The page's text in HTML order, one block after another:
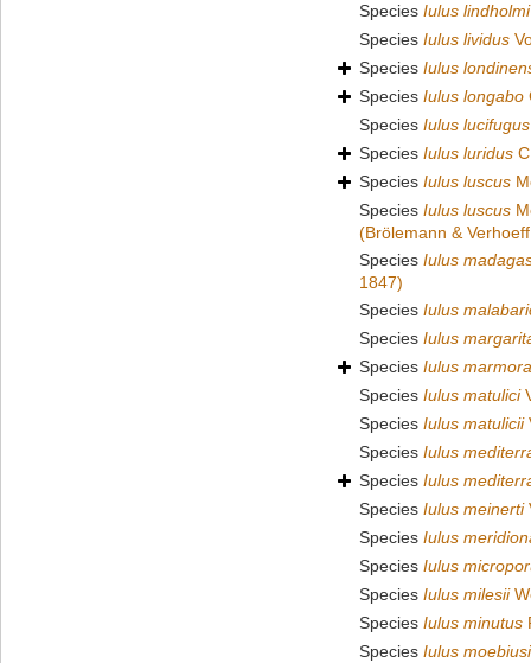
Species Iulus lindholmi
Species Iulus lividus
Species Iulus
Species Iulus longabo
Species Iulus lucifugus
Species Iulus luridus
Species Iulus luscus
Species Iulus luscus
(Brölemann &
Species Iulus
1847)
Species Iulus
Species Iulus
Species Iulus
Species Iulus matulici
Species Iulus matulicii
Species Iulus
Species Iulus
Species Iulus meinerti
Species Iulus
Species Iulus
Species Iulus milesii
Species Iulus minutus
Species Iulus moebiusi